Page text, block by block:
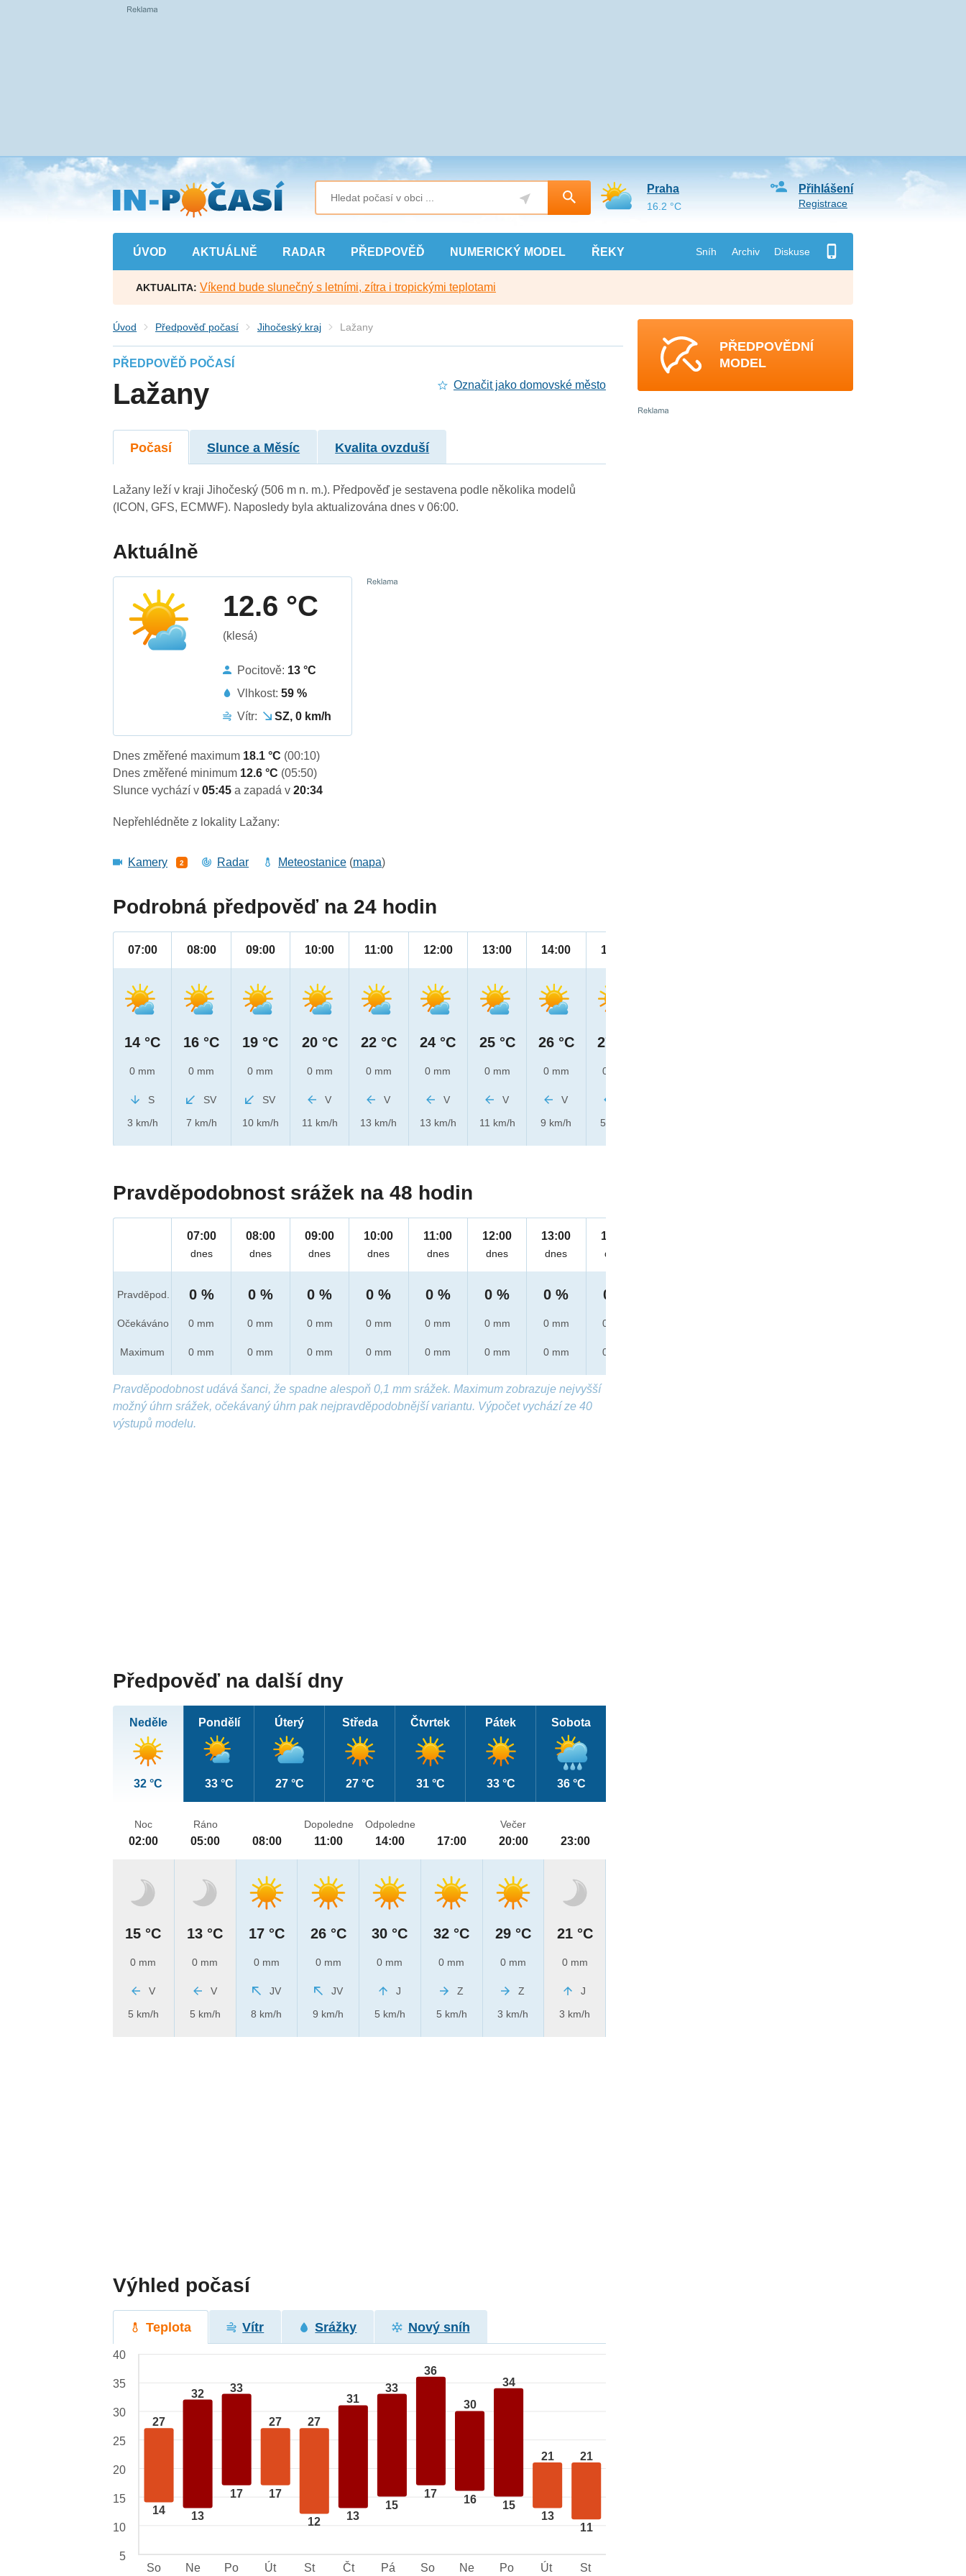
Přejít
na
hlavní
obsah
ÚVOD AKTUÁLNĚ RADAR PŘEDPOVĚĎ NUMERICKÝ MODEL ŘEKY Sníh Archiv Diskuse
Přihlášení
Registrace
Praha
16.2 °C
AKTUALITA: Víkend bude slunečný s letními, zítra i tropickými teplotami
Úvod Předpověď počasí Jihočeský kraj Lažany
PŘEDPOVĚĎ POČASÍ
Lažany Označit jako domovské město
Počasí Slunce a Měsíc Kvalita ovzduší
Lažany leží v kraji Jihočeský (506 m n. m.). Předpověď je sestavena podle několika modelů
(ICON, GFS, ECMWF). Naposledy byla aktualizována dnes v 06:00.
Aktuálně
12.6 °C
(klesá)
Pocitově: 13 °C
Vlhkost:59 %
Vítr:
SZ, 0 km/h
Dnes změřené maximum 18.1 °C (00:10)
Dnes změřené minimum 12.6 °C (05:50)
Slunce vychází v05:45a zapadá v20:34
Nepřehlédněte z lokality Lažany:
Kamery 2 Radar Meteostanice (mapa)
Podrobná předpověď na 24 hodin
07:00
14 °C
0 mm
S
3 km/h
08:00
16 °C
0 mm
SV
7 km/h
09:00
19 °C
0 mm
SV
10 km/h
10:00
20 °C
0 mm
V
11 km/h
11:00
22 °C
0 mm
V
13 km/h
12:00
24 °C
0 mm
V
13 km/h
13:00
25 °C
0 mm
V
11 km/h
14:00
26 °C
0 mm
V
9 km/h
15:00
27 °C
0 mm
5 km/h
Pravděpodobnost srážek na 48 hodin
Pravděpod.
Očekáváno
Maximum
07:00
dnes
0 %
0 mm
0 mm
08:00
dnes
0 %
0 mm
0 mm
09:00
dnes
0 %
0 mm
0 mm
10:00
dnes
0 %
0 mm
0 mm
11:00
dnes
0 %
0 mm
0 mm
12:00
dnes
0 %
0 mm
0 mm
13:00
dnes
0 %
0 mm
0 mm
14:00
dnes
0 %
0 mm
0 mm
Pravděpodobnost udává šanci, že spadne alespoň 0,1 mm srážek. Maximum zobrazuje nejvyšší
možný úhrn srážek, očekávaný úhrn pak nejpravděpodobnější variantu. Výpočet vychází ze 40
výstupů modelu.
Předpověď na další dny
Neděle
32 °C
Pondělí
33 °C
Úterý
27 °C
Středa
27 °C
Čtvrtek
31 °C
Pátek
33 °C
Sobota
36 °C
Noc
02:00
15 °C
0 mm
V
5 km/h
Ráno
05:00
13 °C
0 mm
V
5 km/h
08:00
17 °C
0 mm
JV
8 km/h
Dopoledne
11:00
26 °C
0 mm
JV
9 km/h
Odpoledne
14:00
30 °C
0 mm
J
5 km/h
17:00
32 °C
0 mm
Z
5 km/h
Večer
20:00
29 °C
0 mm
Z
3 km/h
23:00
21 °C
0 mm
J
3 km/h
Výhled počasí
Teplota Vítr Srážky Nový sníh
27
14
32
13
33
17
27
17
27
12
31
13
33
15
36
17
30
16
34
15
21
13
21
11
40
35
30
25
20
15
10
5
So
Ne Po Út St Čt Pá So Ne Po Út St
PŘEDPOVĚDNÍ
MODEL